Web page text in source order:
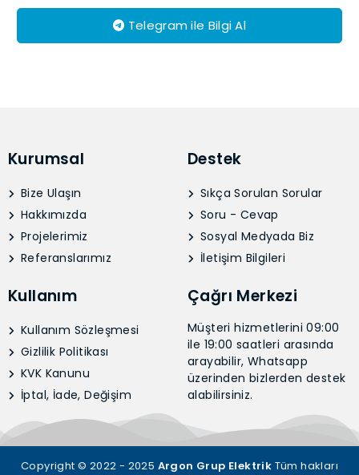
Telegram ile Bilgi Al
Kurumsal
Bize Ulaşın
Hakkımızda
Projelerimiz
Referanslarımız
Destek
Sıkça Sorulan Sorular
Soru - Cevap
Sosyal Medyada Biz
İletişim Bilgileri
Kullanım
Kullanım Sözleşmesi
Gizlilik Politikası
KVK Kanunu
İptal, İade, Değişim
Çağrı Merkezi
Müşteri hizmetlerini 09:00
ile 19:00 saatleri arasında
arayabilir, Whatsapp
üzerinden bizlerden destek
alabilirsiniz.
Copyright © 2022 - 2025 Argon Grup Elektrik Tüm hakları